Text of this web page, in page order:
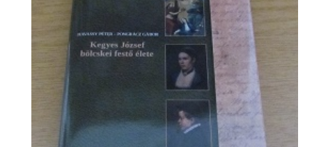
Háziorvos
Fogorvos
Védőnői szolgálat